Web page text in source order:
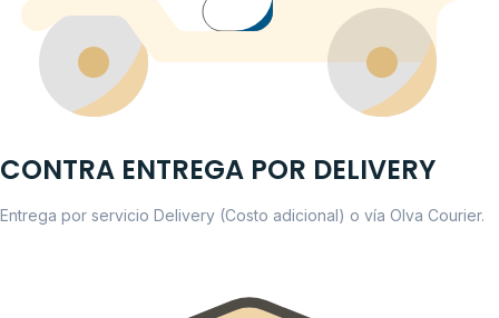
CONTRA ENTREGA POR DELIVERY
Entrega por servicio Delivery (Costo adicional) o vía Olva Courier.